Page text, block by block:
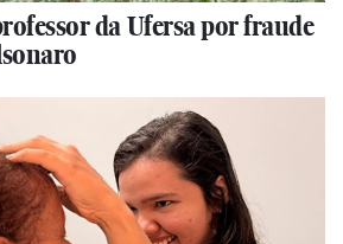
da Ufersa por fraude